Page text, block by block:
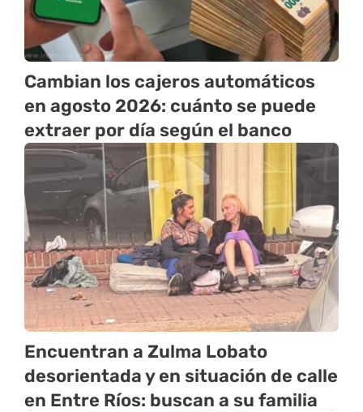
Cambian los cajeros automáticos
en agosto 2026: cuánto se puede
extraer por día según el banco
Encuentran a Zulma Lobato
desorientada y en situación de calle
en Entre Ríos: buscan a su familia